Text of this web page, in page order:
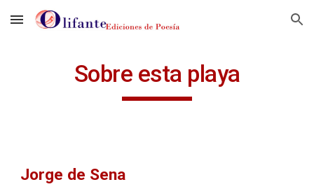
Skip to main content Skip to navigation
Sobre esta playa
Jorge de Sena